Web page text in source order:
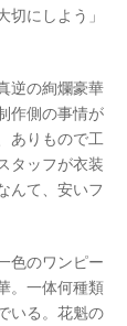
にしよう」
逆の絢爛豪華
作側の事情が
ありもので工
タッフが衣装
んて、安いフ
色のワンピー
。一体何種類
いる。花魁の